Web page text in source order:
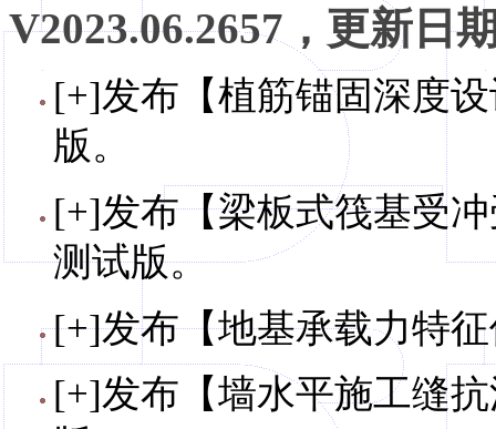
V2023.06.2657，更新日
[+]发布【植筋锚固深度
版。
[+]发布【梁板式筏基受
测试版。
[+]发布【地基承载力特
[+]发布【墙水平施工缝